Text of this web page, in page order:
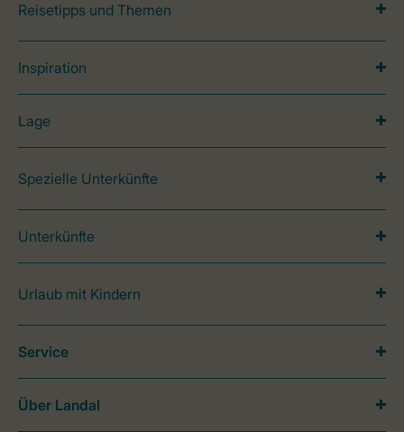
Reisetipps und Themen
Inspiration
Lage
Spezielle Unterkünfte
Unterkünfte
Urlaub mit Kindern
Service
Über Landal